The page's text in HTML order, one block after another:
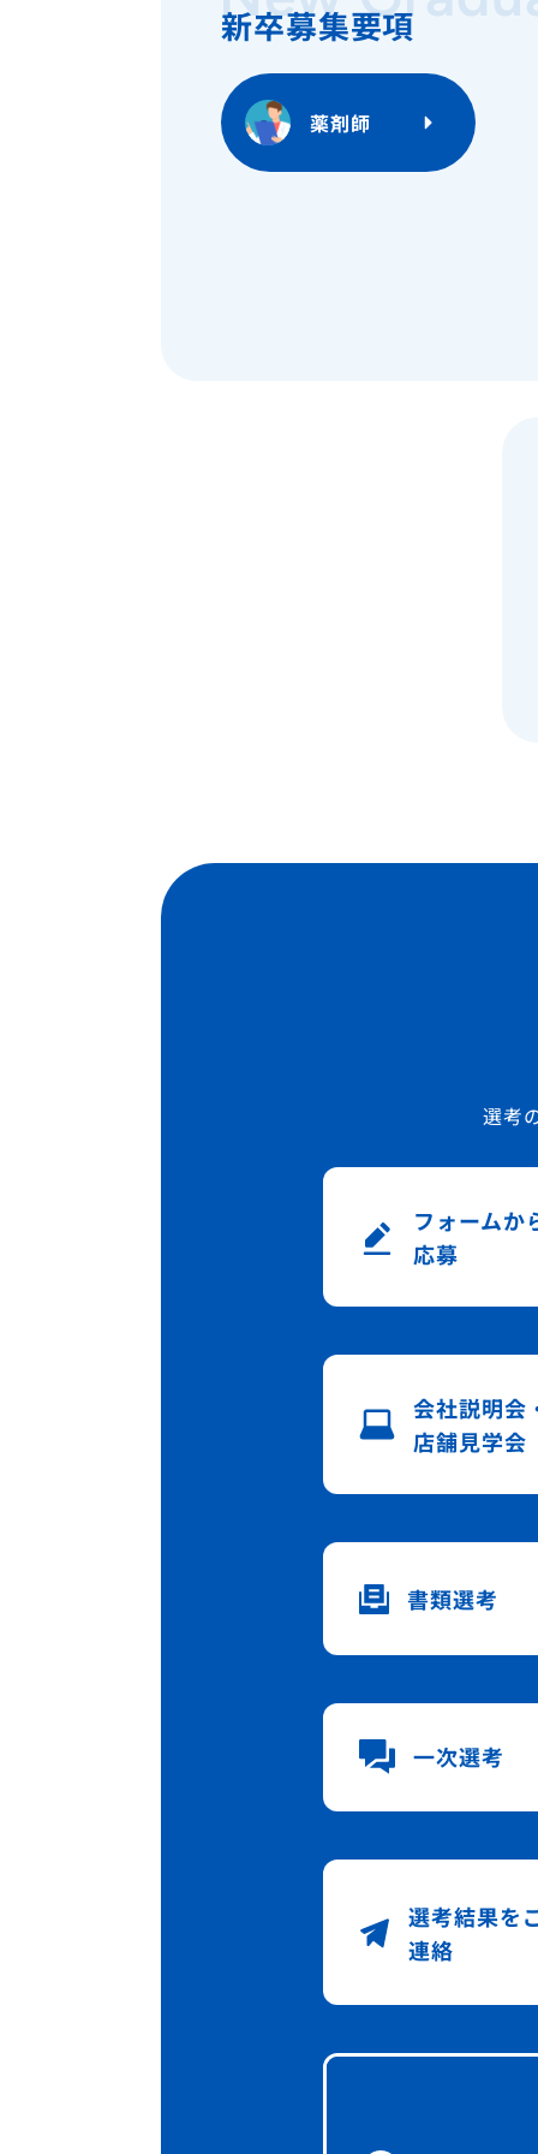
新卒募集要項
薬剤師
選考
フォームか
応募
会社説明会
店舗見学会
書類選考
一次選考
選考結果を
連絡